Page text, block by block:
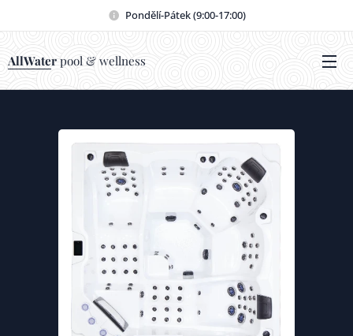
Pondělí-Pátek (9:00-17:00)
AllWater pool & wellness